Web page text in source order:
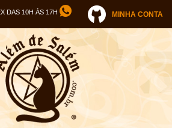
DAS 10H ÀS 17H MINHA CONTA